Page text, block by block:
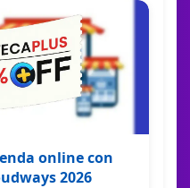
online con
2026